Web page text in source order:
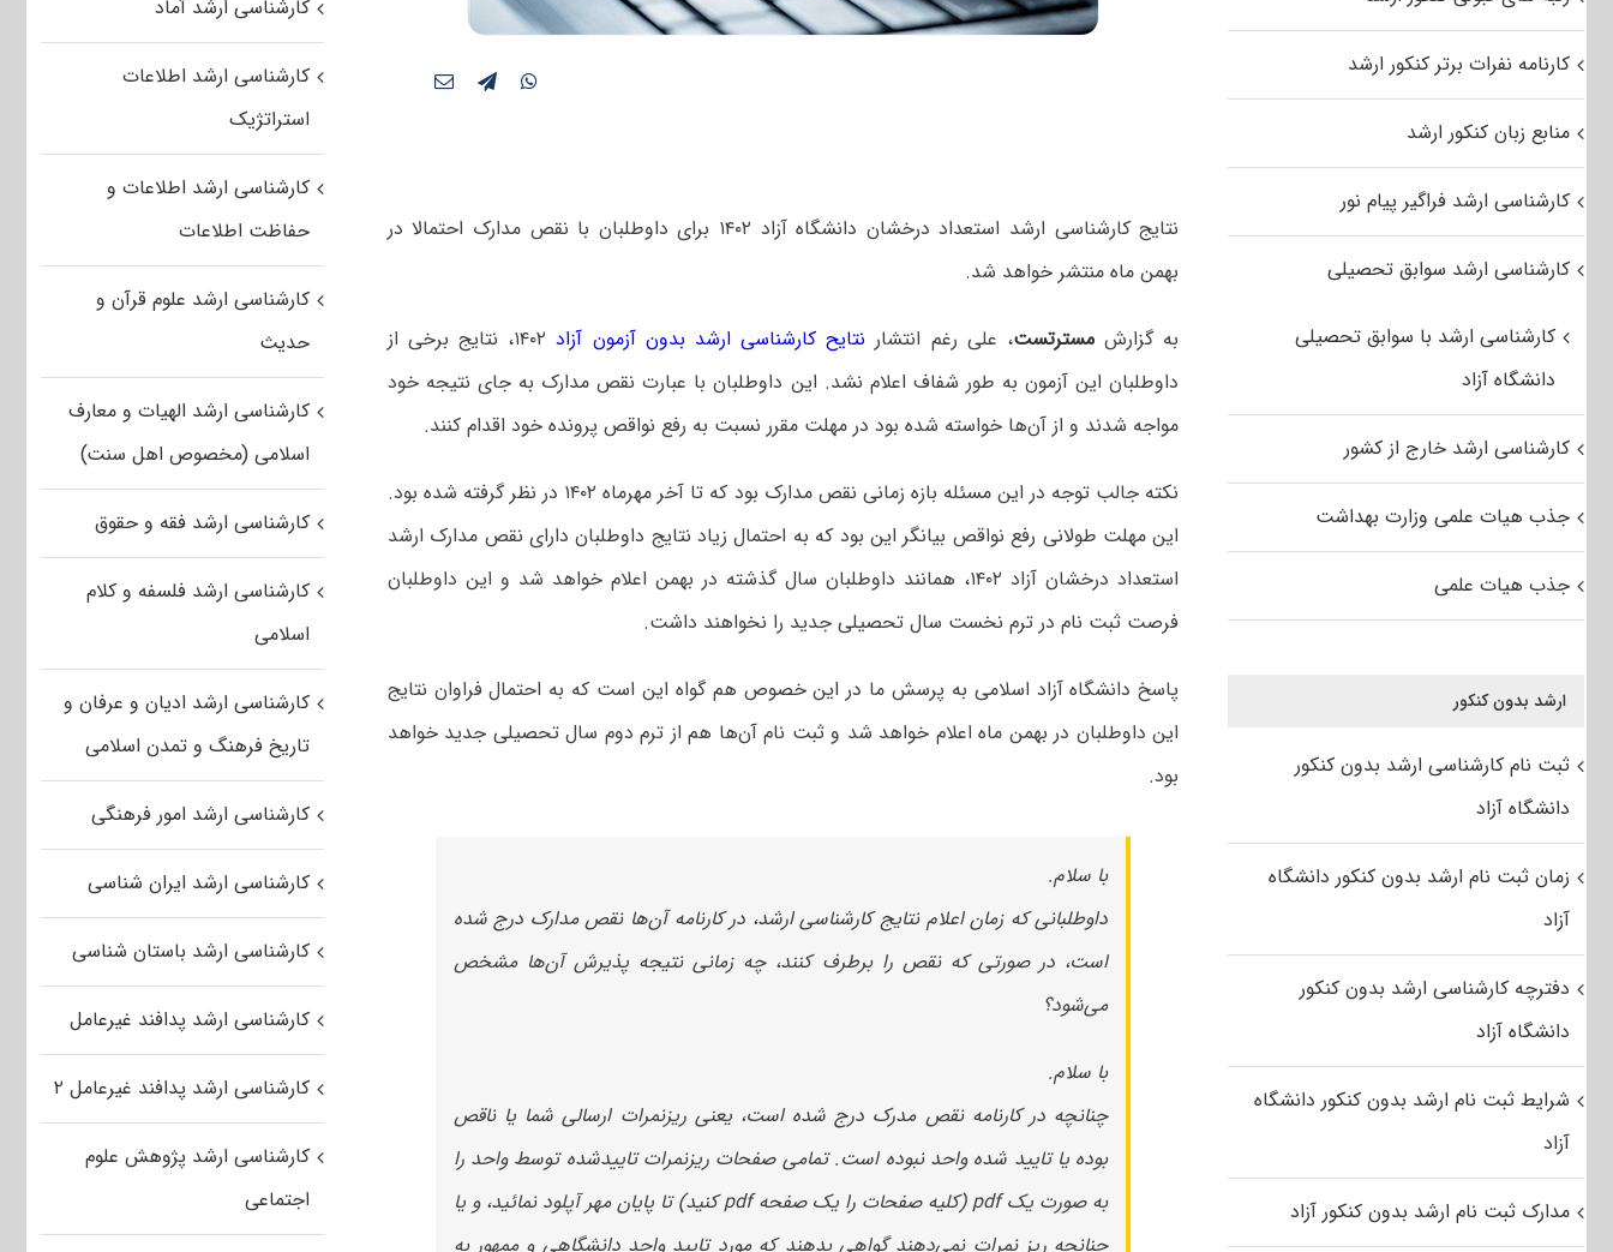
نتایج کارشناسی ارشد استعداد درخشان دانشگاه آزاد ۱۴۰۲ برای داوطلبان با نقص مدارک احتمالا در
بهمن ماه منتشر خواهد شد.
به گزارشمسترتست، علی رغم انتشار نتایح کارشناسی ارشد بدون آزمون آزاد
۱۴۰۲، نتایج برخی از
داوطلبان این آزمون به طور شفاف اعلام نشد. این داوطلبان با عبارت نقص مدارک به جای نتیجه خود
مواجه شدند و از آن‌ها خواسته شده بود در مهلت مقرر نسبت به رفع نواقص پرونده خود اقدام کنند.
نکته جالب توجه در این مسئله بازه زمانی نقص مدارک بود که تا آخر مهرماه ۱۴۰۲ در نظر گرفته شده بود.
این مهلت طولانی رفع نواقص بیانگر این بود که به احتمال زیاد نتایج داوطلبان دارای نقص مدارک ارشد
استعداد درخشان آزاد ۱۴۰۲، همانند داوطلبان سال گذشته در بهمن اعلام خواهد شد و این داوطلبان
فرصت ثبت نام در ترم نخست سال تحصیلی جدید را نخواهند داشت.
پاسخ دانشگاه آزاد اسلامی به پرسش ما در این خصوص هم گواه این است که به احتمال فراوان نتایج
این داوطلبان در بهمن ماه اعلام خواهد شد و ثبت نام آن‌ها هم از ترم دوم سال تحصیلی جدید خواهد
بود.
با سلام.
داوطلبانی که زمان اعلام نتایج کارشناسی ارشد، در کارنامه آن‌ها نقص مدارک درج شده
است، در صورتی که نقص را برطرف کنند، چه زمانی نتیجه پذیرش آن‌ها مشخص
می‌شود؟
با سلام.
چنانچه در کارنامه نقص مدرک درج شده است، یعنی ریزنمرات ارسالی شما یا ناقص
بوده یا تایید شده واحد نبوده است. تمامی صفحات ریزنمرات تاییدشده توسط واحد را
به صورت یک pdf (کلیه صفحات را یک صفحه pdf کنید) تا پایان مهر آپلود نمائید، و یا
چنانچه ریز نمرات نمی‌دهند گواهی بدهند که مورد تایید واحد دانشگاهی و ممهور به
کارشناسی ارشد آماد
کارشناسی ارشد اطلاعات
استراتژیک
کارشناسی ارشد اطلاعات و
حفاظت اطلاعات
کارشناسی ارشد علوم قرآن و
حدیث
کارشناسی ارشد الهیات و معارف
اسلامی (مخصوص اهل سنت)
کارشناسی ارشد فقه و حقوق
کارشناسی ارشد فلسفه و کلام
اسلامی
کارشناسی ارشد ادیان و عرفان و
تاریخ فرهنگ و تمدن اسلامی
کارشناسی ارشد امور فرهنگی
کارشناسی ارشد ایران شناسی
کارشناسی ارشد باستان شناسی
کارشناسی ارشد پدافند غیرعامل
کارشناسی ارشد پدافند غیرعامل ۲
کارشناسی ارشد پژوهش علوم
اجتماعی
کارنامه نفرات برتر کنکور ارشد
منابع زبان کنکور ارشد
کارشناسی ارشد فراگیر پیام نور
کارشناسی ارشد سوابق تحصیلی
کارشناسی ارشد با سوابق تحصیلی
دانشگاه آزاد
کارشناسی ارشد خارج از کشور
جذب هیات علمی وزارت بهداشت
جذب هیات علمی
ارشد بدون کنکور
ثبت نام کارشناسی ارشد بدون کنکور
دانشگاه آزاد
زمان ثبت نام ارشد بدون کنکور دانشگاه
آزاد
دفترچه کارشناسی ارشد بدون کنکور
دانشگاه آزاد
شرایط ثبت نام ارشد بدون کنکور دانشگاه
آزاد
مدارک ثبت نام ارشد بدون کنکور آزاد